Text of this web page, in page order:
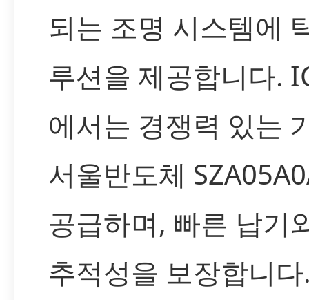
되는 조명 시스템에
루션을 제공합니다.
에서는 경쟁력 있는
서울반도체
공급하며, 빠른 납기
추적성을 보장합니